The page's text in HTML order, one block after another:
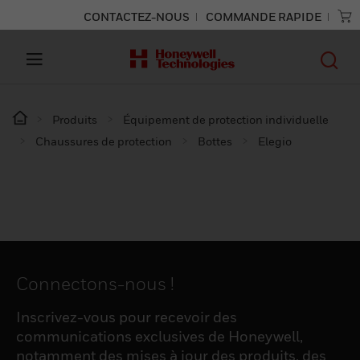
CONTACTEZ-NOUS COMMANDE RAPIDE
Produits
Équipement de protection individuelle
Chaussures de protection
Bottes Elegio
Connectons-nous !
Inscrivez-vous pour recevoir des
communications exclusives de Honeywell,
notamment des mises à jour des produits, des